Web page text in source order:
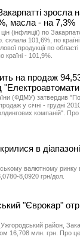
зросла
масла - на 7,3%
(інфляції) по
склала 101,6%, по
продукції по
країні - 101,9%.
на продаж
(ФДМУ) затвердив
у січні - грудні
компаній".
в
валютному ринку
8,0920 грн/дол.
"Єврокар"
район,
16,708 млн. грн. Про це